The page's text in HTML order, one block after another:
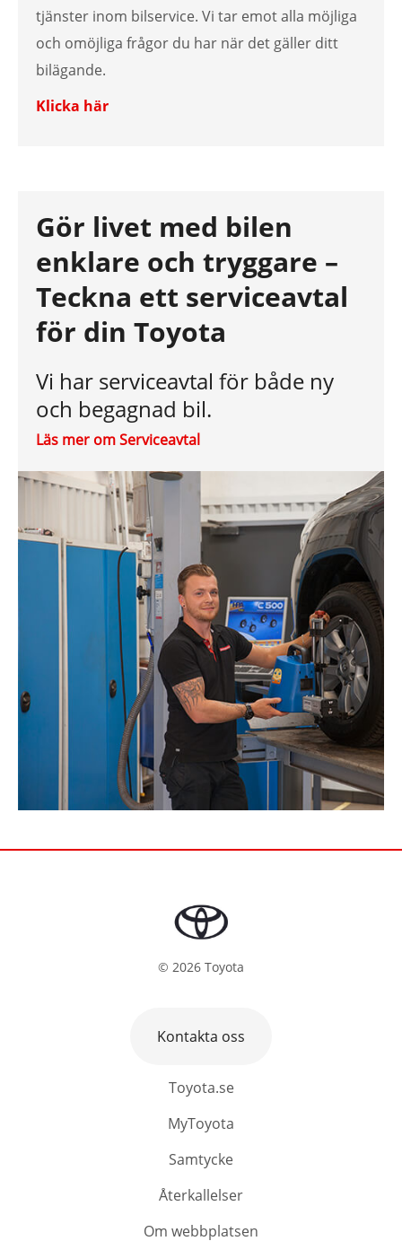
tjänster inom bilservice. Vi tar emot alla möjliga
och omöjliga frågor du har när det gäller ditt
bilägande.
Klicka här
Gör livet med bilen
enklare och tryggare –
Teckna ett serviceavtal
för din Toyota
Vi har serviceavtal för både ny
och begagnad bil.
Läs mer om Serviceavtal
© 2026 Toyota
Toyota.se
MyToyota
Samtycke
Återkallelser
Om webbplatsen
Kontakta oss